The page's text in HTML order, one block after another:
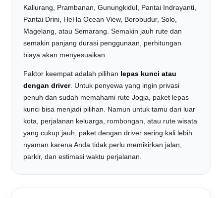
Kaliurang, Prambanan, Gunungkidul, Pantai Indrayanti,
Pantai Drini, HeHa Ocean View, Borobudur, Solo,
Magelang, atau Semarang. Semakin jauh rute dan
semakin panjang durasi penggunaan, perhitungan
biaya akan menyesuaikan.
Faktor keempat adalah pilihan lepas kunci atau
dengan driver. Untuk penyewa yang ingin privasi
penuh dan sudah memahami rute Jogja, paket lepas
kunci bisa menjadi pilihan. Namun untuk tamu dari luar
kota, perjalanan keluarga, rombongan, atau rute wisata
yang cukup jauh, paket dengan driver sering kali lebih
nyaman karena Anda tidak perlu memikirkan jalan,
parkir, dan estimasi waktu perjalanan.